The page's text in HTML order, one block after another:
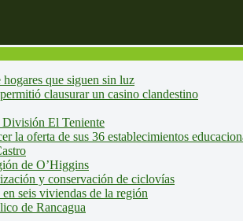
que siguen sin luz
clausurar un casino clandestino
División El Teniente
la oferta de sus 36 establecimientos
de O’Higgins
y conservación de ciclovías
seis viviendas de la región
de Rancagua